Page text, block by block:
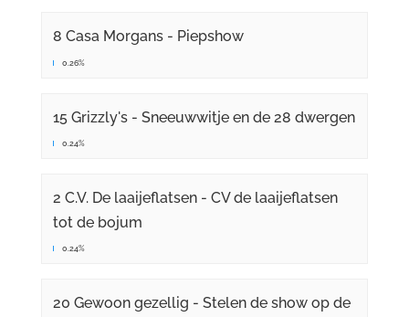
8 Casa Morgans - Piepshow
0.26%
15 Grizzly's - Sneeuwwitje en de 28 dwergen
0.24%
2 C.V. De laaijeflatsen - CV de laaijeflatsen
tot de bojum
0.24%
20 Gewoon gezellig - Stelen de show op de